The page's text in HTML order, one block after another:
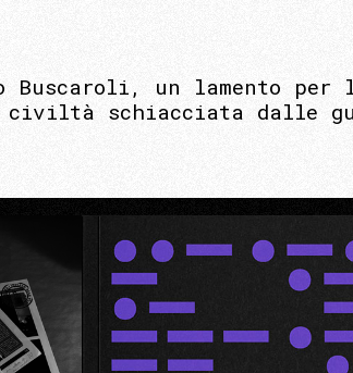
Buscaroli, un lamento
civiltà schiacciata dalle